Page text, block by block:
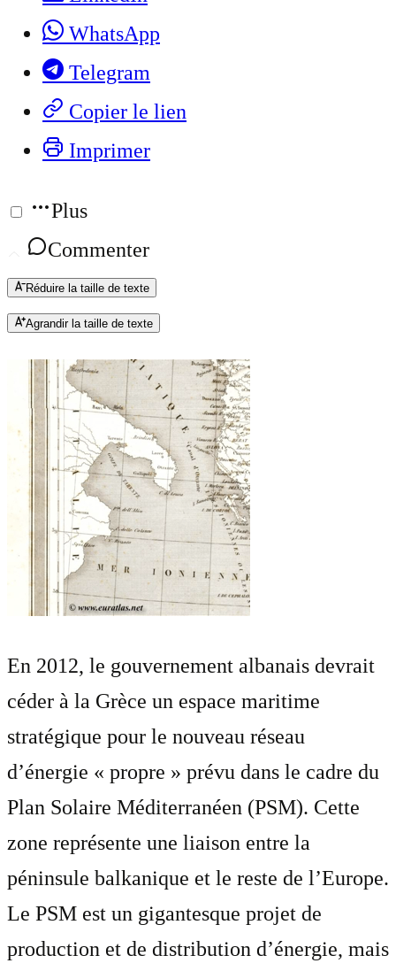
WhatsApp
Telegram
Copier le lien
Imprimer
Plus
Commenter
Réduire la taille de texte
Agrandir la taille de texte
En 2012, le gouvernement albanais devrait
céder à la Grèce un espace maritime
stratégique pour le nouveau réseau
d’énergie « propre » prévu dans le cadre du
Plan Solaire Méditerranéen (PSM). Cette
zone représente une liaison entre la
péninsule balkanique et le reste de l’Europe.
Le PSM est un gigantesque projet de
production et de distribution d’énergie, mais